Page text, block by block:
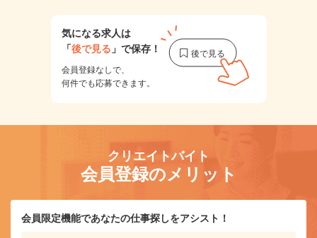
気になる求人は
「後で見る 」で保存！
会員登録なしで、
何件でも応募できます。
クリエイトバイト
会員登録のメリット
会員限定機能であなたの仕事探しをアシスト！